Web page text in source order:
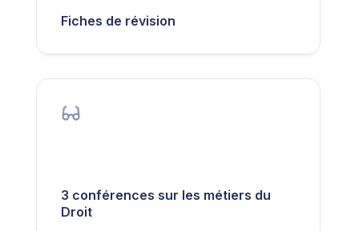
Fiches de révision
3 conférences sur les métiers du
Droit